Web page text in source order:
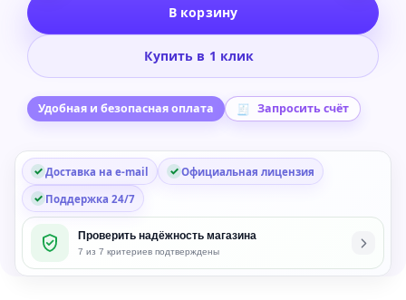
Microsoft
2016
В корзину
Купить в 1 клик
Удобная и безопасная оплата Запросить счёт
Доставка на e-mail
Официальная лицензия
Поддержка 24/7
Проверить надёжность магазина
7 из 7 критериев подтверждены